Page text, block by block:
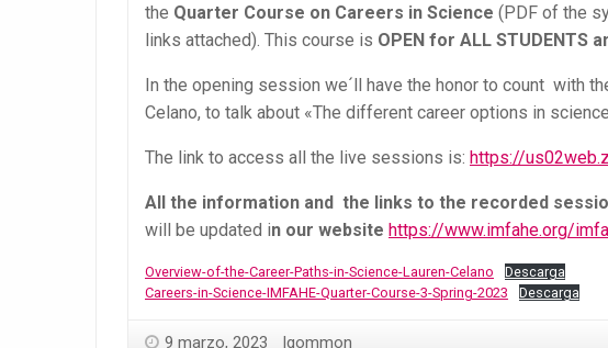
the Quarter Course on Careers in Science (PDF of the
links attached). This course is OPEN for ALL STUDENTS
In the opening session we´ll have the honor to count with
Celano, to talk about «The different career options in
The link to access all the live sessions is: https://
All the information and the links to the recorded
will be updated in our website https://www.imfahe.org/
Overview-of-the-Career-Paths-in-Science-Lauren-Celano
Descarga
Careers-in-Science-IMFAHE-Quarter-Course-3-Spring-2023
Descarga
9 marzo, 2023 lgommon